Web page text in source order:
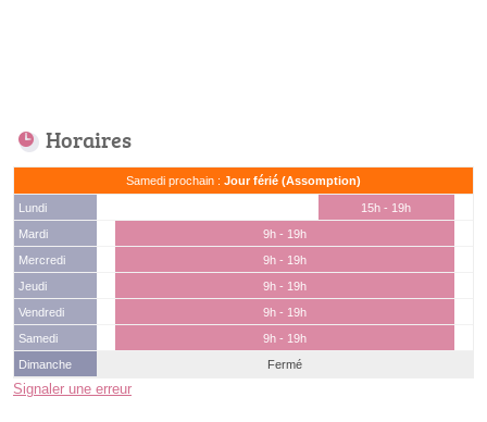
Horaires
Samedi prochain : Jour férié (Assomption)
Lundi
15h - 19h
Mardi
9h - 19h
Mercredi
9h - 19h
Jeudi
9h - 19h
Vendredi
9h - 19h
Samedi
9h - 19h
Dimanche
Fermé
Signaler une erreur